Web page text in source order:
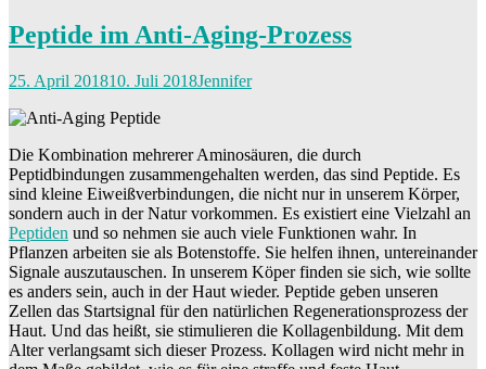
Peptide im Anti-Aging-Prozess
25. April 201810. Juli 2018Jennifer
Die Kombination mehrerer Aminosäuren, die durch
Peptidbindungen zusammengehalten werden, das sind Peptide. Es
sind kleine Eiweißverbindungen, die nicht nur in unserem Körper,
sondern auch in der Natur vorkommen. Es existiert eine Vielzahl an
Peptiden und so nehmen sie auch viele Funktionen wahr. In
Pflanzen arbeiten sie als Botenstoffe. Sie helfen ihnen, untereinander
Signale auszutauschen. In unserem Köper finden sie sich, wie sollte
es anders sein, auch in der Haut wieder. Peptide geben unseren
Zellen das Startsignal für den natürlichen Regenerationsprozess der
Haut. Und das heißt, sie stimulieren die Kollagenbildung. Mit dem
Alter verlangsamt sich dieser Prozess. Kollagen wird nicht mehr in